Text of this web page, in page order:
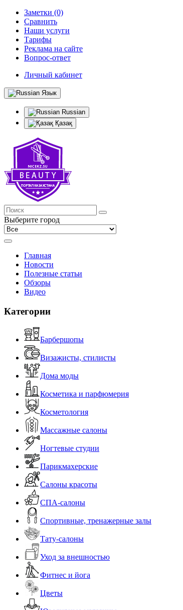
Заметки (0)
Сравнить
Наши услуги
Тарифы
Реклама на сайте
Вопрос-ответ
Личный кабинет
Язык
Russian
Қазақ
Выберите город
Главная
Новости
Полезные статьи
Обзоры
Видео
Категории
Барбершопы
Визажисты, стилисты
Дома моды
Косметика и парфюмерия
Косметология
Массажные салоны
Ногтевые студии
Парикмахерские
Салоны красоты
СПА-салоны
Спортивные, тренажерные залы
Тату-салоны
Уход за внешностью
Фитнес и йога
Цветы